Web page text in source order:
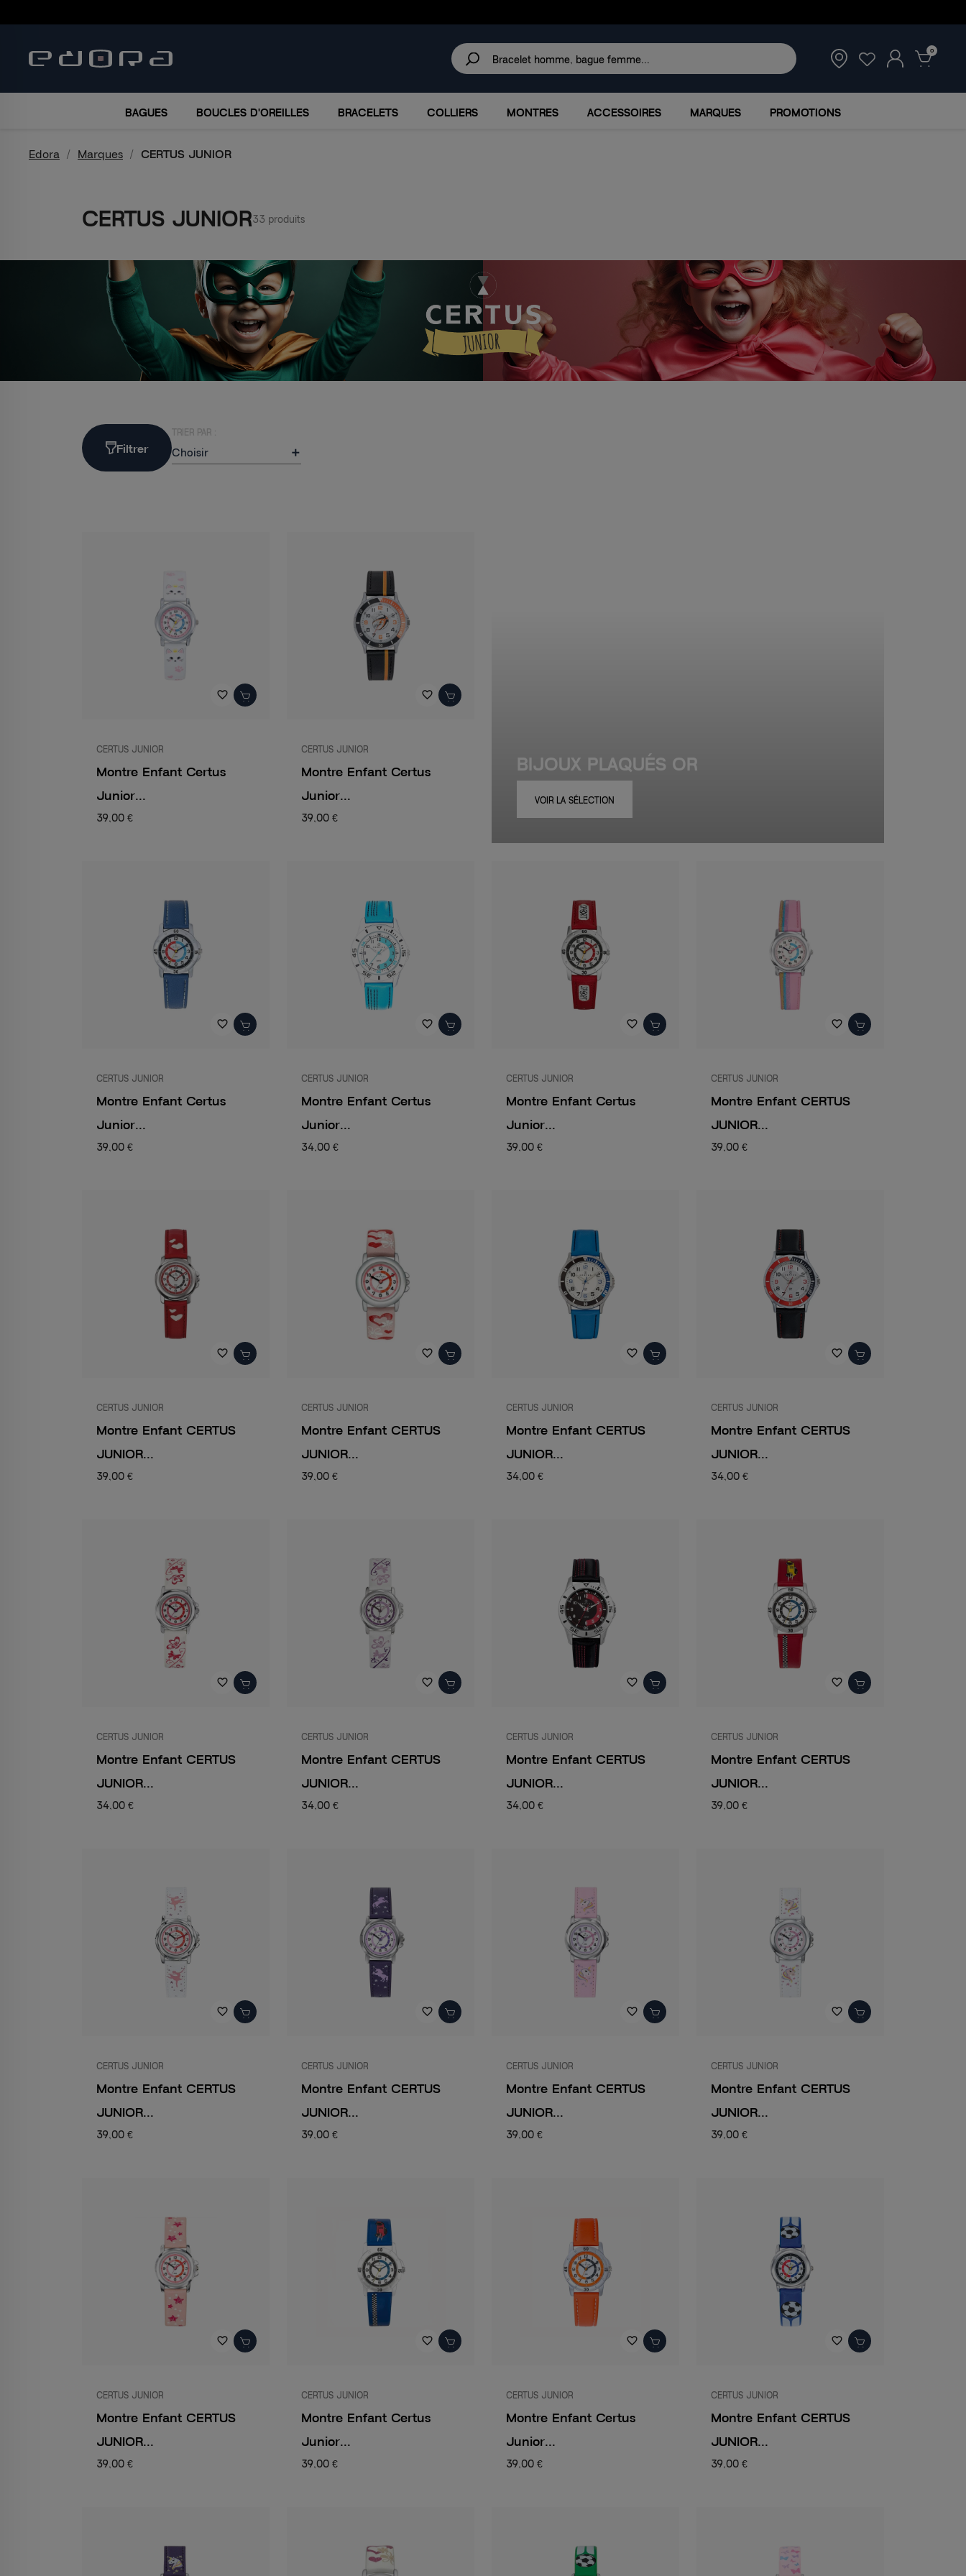
BRACELETS COLLIERS PROMOTIONS
0
BAGUES BOUCLES D'OREILLES BRACELETS COLLIERS MONTRES ACCESSOIRES MARQUES PROMOTIONS
Edora Marques CERTUS JUNIOR
CERTUS JUNIOR33 produits
Filtrer
TRIER PAR :
Choisir 
favorite_border
CERTUS JUNIOR
Montre Enfant Certus
Junior...
39,00 €
favorite_border
CERTUS JUNIOR
Montre Enfant Certus
Junior...
39,00 €
BIJOUX PLAQUÉS OR
VOIR LA SÉLECTION
favorite_border
CERTUS JUNIOR
Montre Enfant Certus
Junior...
39,00 €
favorite_border
CERTUS JUNIOR
Montre Enfant Certus
Junior...
34,00 €
favorite_border
CERTUS JUNIOR
Montre Enfant Certus
Junior...
39,00 €
favorite_border
CERTUS JUNIOR
Montre Enfant CERTUS
JUNIOR...
39,00 €
favorite_border
CERTUS JUNIOR
Montre Enfant CERTUS
JUNIOR...
39,00 €
favorite_border
CERTUS JUNIOR
Montre Enfant CERTUS
JUNIOR...
39,00 €
favorite_border
CERTUS JUNIOR
Montre Enfant CERTUS
JUNIOR...
34,00 €
favorite_border
CERTUS JUNIOR
Montre Enfant CERTUS
JUNIOR...
34,00 €
favorite_border
CERTUS JUNIOR
Montre Enfant CERTUS
JUNIOR...
34,00 €
favorite_border
CERTUS JUNIOR
Montre Enfant CERTUS
JUNIOR...
34,00 €
favorite_border
CERTUS JUNIOR
Montre Enfant CERTUS
JUNIOR...
34,00 €
favorite_border
CERTUS JUNIOR
Montre Enfant CERTUS
JUNIOR...
39,00 €
favorite_border
CERTUS JUNIOR
Montre Enfant CERTUS
JUNIOR...
39,00 €
favorite_border
CERTUS JUNIOR
Montre Enfant CERTUS
JUNIOR...
39,00 €
favorite_border
CERTUS JUNIOR
Montre Enfant CERTUS
JUNIOR...
39,00 €
favorite_border
CERTUS JUNIOR
Montre Enfant CERTUS
JUNIOR...
39,00 €
favorite_border
CERTUS JUNIOR
Montre Enfant CERTUS
JUNIOR...
39,00 €
favorite_border
CERTUS JUNIOR
Montre Enfant Certus
Junior...
39,00 €
favorite_border
CERTUS JUNIOR
Montre Enfant Certus
Junior...
39,00 €
favorite_border
CERTUS JUNIOR
Montre Enfant CERTUS
JUNIOR...
39,00 €